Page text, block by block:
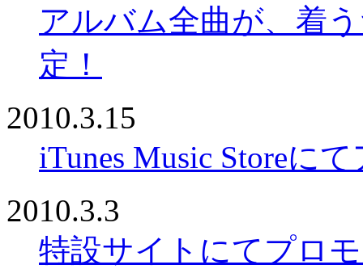
アルバム全曲が、着
定！
2010.3.15
iTunes Music Storeに
2010.3.3
特設サイトにてプロ